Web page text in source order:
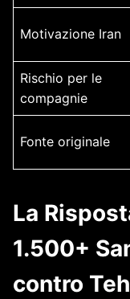
Motivazione Iran
Rischio per le
compagnie
Fonte originale
La
1.500+
contro